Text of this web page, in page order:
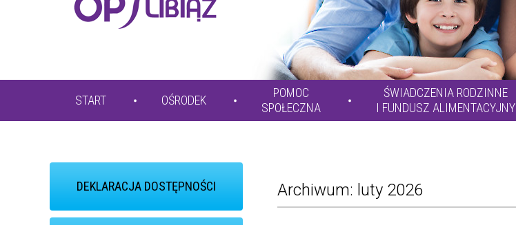
START OŚRODEK
POMOC
SPOŁECZNA
ŚWIADCZENIA RODZINNE
I FUNDUSZ ALIMENTACYJNY
DEKLARACJA DOSTĘPNOŚCI Archiwum: luty 2026